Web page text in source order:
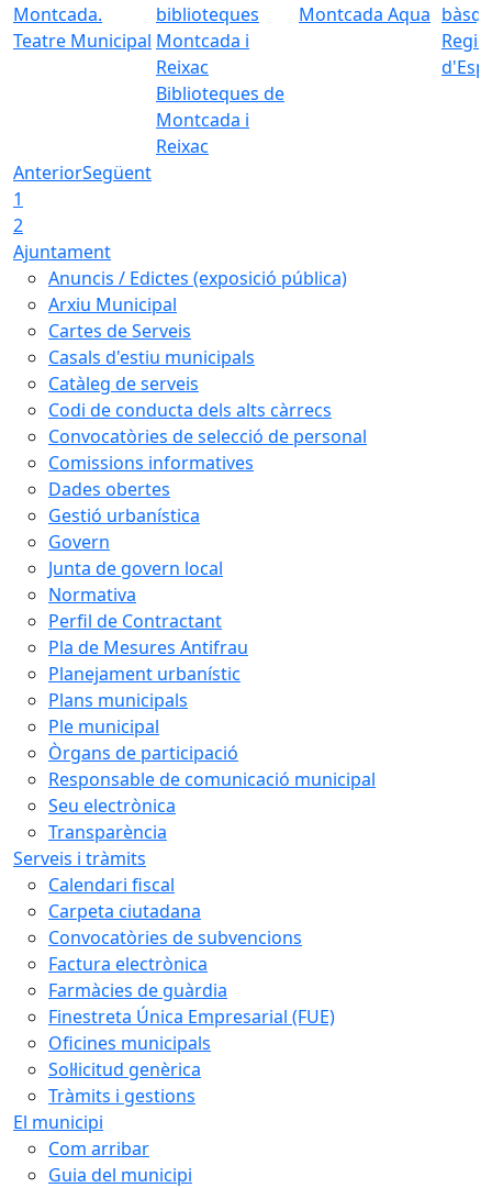
Teatre Municipal
Biblioteques de
Montcada i
Reixac
Montcada Aqua
AnteriorSegüent
1
2
Ajuntament
Anuncis / Edictes (exposició pública)
Arxiu Municipal
Cartes de Serveis
Casals d'estiu municipals
Catàleg de serveis
Codi de conducta dels alts càrrecs
Convocatòries de selecció de personal
Comissions informatives
Dades obertes
Gestió urbanística
Govern
Junta de govern local
Normativa
Perfil de Contractant
Pla de Mesures Antifrau
Planejament urbanístic
Plans municipals
Ple municipal
Òrgans de participació
Responsable de comunicació municipal
Seu electrònica
Transparència
Serveis i tràmits
Calendari fiscal
Carpeta ciutadana
Convocatòries de subvencions
Factura electrònica
Farmàcies de guàrdia
Finestreta Única Empresarial (FUE)
Oficines municipals
Sol·licitud genèrica
Tràmits i gestions
El municipi
Com arribar
Guia del municipi